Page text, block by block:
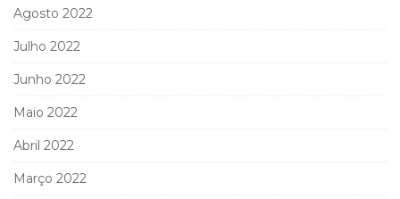
Agosto 2022
Julho 2022
Junho 2022
Maio 2022
Abril 2022
Março 2022